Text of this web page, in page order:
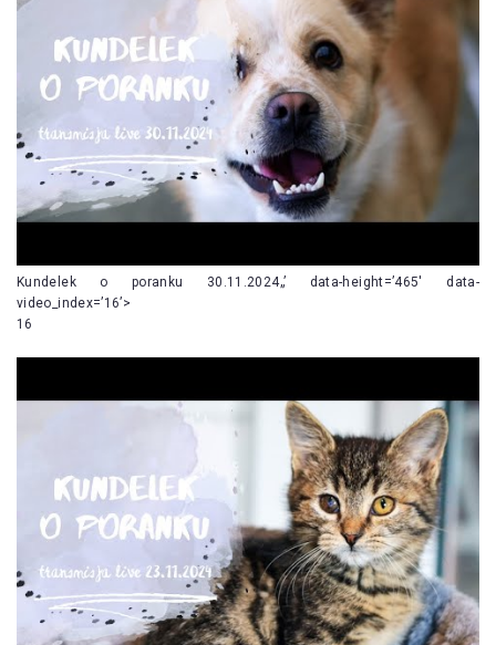
Kundelek o poranku 30.11.2024„’ data-height=’465′ data-
video_index=’16’>
16